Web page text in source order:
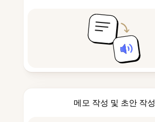
메모 작성 및 초안 작성